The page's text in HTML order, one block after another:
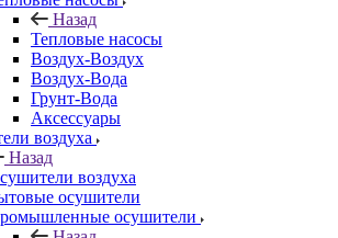
Назад
Тепловые насосы
Воздух-Воздух
Воздух-Вода
Грунт-Вода
Аксессуары
воздуха
Назад
воздуха
осушители
осушители